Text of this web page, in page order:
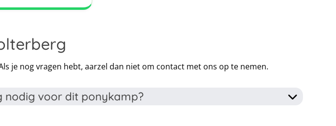
je nog vragen hebt, aarzel dan niet om contact met ons op te nemen.
nodig voor dit ponykamp?